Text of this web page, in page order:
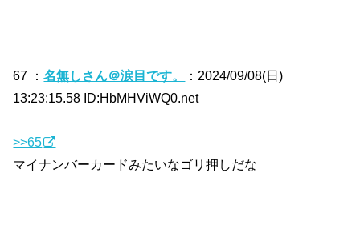
67 ：名無しさん＠涙目です。
：2024/09/08(日)
13:23:15.58 ID:HbMHViWQ0.net
>>65
マイナンバーカードみたいなゴリ押しだな